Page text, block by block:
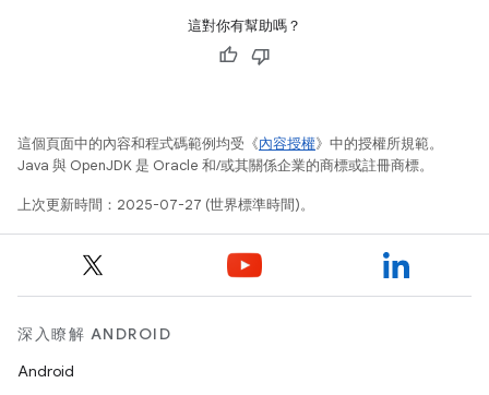
這對你有幫助嗎？
這個頁面中的內容和程式碼範例均受《內容授權》中的授權所規範。
Java 與 OpenJDK 是 Oracle 和/或其關係企業的商標或註冊商標。
上次更新時間：2025-07-27 (世界標準時間)。
深入瞭解 ANDROID
Android